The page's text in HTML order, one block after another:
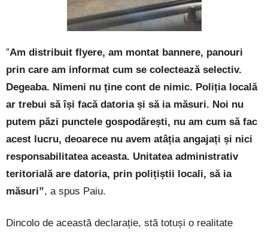
”Am distribuit flyere, am montat bannere, panouri
prin care am informat cum se colectează selectiv.
Degeaba. Nimeni nu ține cont de nimic. Poliția locală
ar trebui să își facă datoria și să ia măsuri. Noi nu
putem păzi punctele gospodărești, nu am cum să fac
acest lucru, deoarece nu avem atâția angajați și nici
responsabilitatea aceasta. Unitatea administrativ
teritorială are datoria, prin polițiștii locali, să ia
măsuri”, a spus Paiu.
Dincolo de această declarație, stă totuși o realitate